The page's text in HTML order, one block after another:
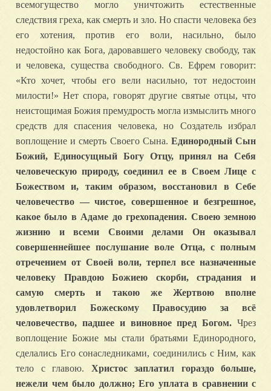
всемогущество могло уничтожить естественные
следствия греха, как смерть и зло. Но спасти человека без
его хотения, против его воли, насильно, было
недостойно как Бога, даровавшего человеку свободу, так
и человека, существа свободного. Св. Ефрем говорит:
«Кто хочет, чтобы его вели насильно, тот недостоин
милости!» Нет спора, говорят другие святые отцы, что
неистощимая Божия премудрость могла измыслить много
средств для спасения человека, но Создатель избрал
воплощение и смерть Своего Сына. Единородный Сын
Божий, Единосущный Богу Отцу, принял на Себя
человеческую природу, соединил ее в Своем Лице с
Божеством и, таким образом, восстановил в Себе
человечество — чистое, совершенное и безгрешное,
какое было в Адаме до грехопадения. Своею земною
жизнию и всеми Своими делами Он оказывал
совершеннейшее послушание воле Отца, с полным
отречением от Своей воли, терпел все назначенные
человеку Правдою Божиею скорби, страдания и
самую смерть и такою же Жертвою вполне
удовлетворил Божескому Правосудию за всё
человечество, падшее и виновное пред Богом. Чрез
воплощение Божие мы стали братьями Единородного,
сделались Его сонаследниками, соединились с Ним, как
тело с главою. Христос заплатил гораздо больше,
нежели чем было должно; Его уплата в сравнении с